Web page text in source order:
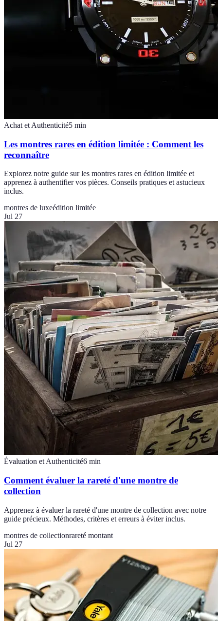
Achat et Authenticité5 min
Les montres rares en édition limitée : Comment les
reconnaître
Explorez notre guide sur les montres rares en édition limitée et
apprenez à authentifier vos pièces. Conseils pratiques et astucieux
inclus.
montres de luxeédition limitée
Jul 27
Évaluation et Authenticité6 min
Comment évaluer la rareté d'une montre de
collection
Apprenez à évaluer la rareté d'une montre de collection avec notre
guide précieux. Méthodes, critères et erreurs à éviter inclus.
montres de collectionrareté montant
Jul 27